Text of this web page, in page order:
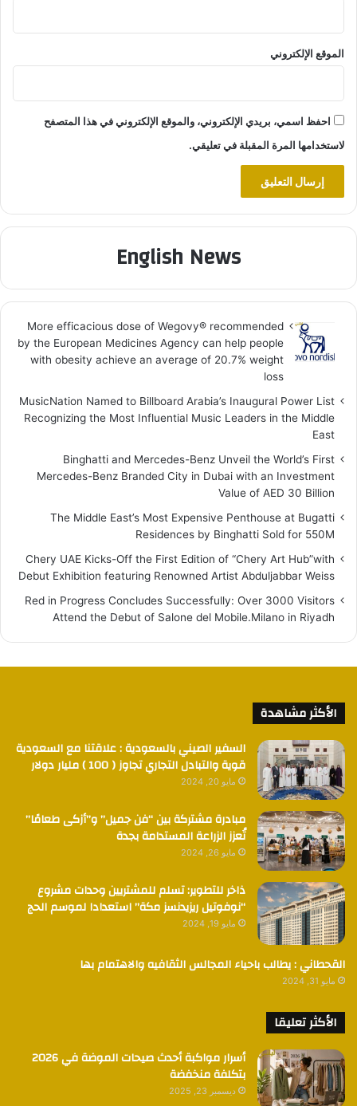
الموقع الإلكتروني
احفظ اسمي، بريدي الإلكتروني، والموقع الإلكتروني في هذا المتصفح
لاستخدامها المرة المقبلة في تعليقي.
English News
More efficacious dose of Wegovy®️ recommended
by the European Medicines Agency can help people
with obesity achieve an average of 20.7% weight
loss
MusicNation Named to Billboard Arabia’s Inaugural Power List
Recognizing the Most Influential Music Leaders in the Middle
East
Binghatti and Mercedes-Benz Unveil the World’s First
Mercedes-Benz Branded City in Dubai with an Investment
Value of AED 30 Billion
The Middle East’s Most Expensive Penthouse at Bugatti
Residences by Binghatti Sold for 550M
Chery UAE Kicks-Off the First Edition of “Chery Art Hub”with
Debut Exhibition featuring Renowned Artist Abduljabbar Weiss
Red in Progress Concludes Successfully: Over 3000 Visitors
Attend the Debut of Salone del Mobile.Milano in Riyadh
الأكثر مشاهدة
السفير الصيني بالسعودية : علاقتنا مع السعودية
قوية والتبادل التجاري تجاوز ( 100 ) مليار دولار
مايو 20, 2024
مبادرة مشتركة بين “فن جميل” و”أزكى طعامًا”
تُعزز الزراعة المستدامة بجدة
مايو 26, 2024
ذاخر للتطوير: تسلم للمشتريين وحدات مشروع
“نوفوتيل ريزيدنسز مكة” استعدادا لموسم الحج
مايو 19, 2024
القحطاني : يطالب باحياء المجالس الثقافيه والاهتمام بها
مايو 31, 2024
الأكثر تعليقا
أسرار مواكبة أحدث صيحات الموضة في 2026
بتكلفة منخفضة
ديسمبر 23, 2025